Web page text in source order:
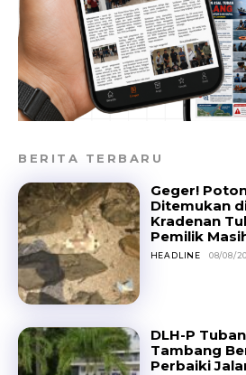
BERITA TERBARU
Geger!
Ditemukan
Kradenan
Pemilik
HEADLINE 08/08/
DLH-P
Tambang
Perbaiki